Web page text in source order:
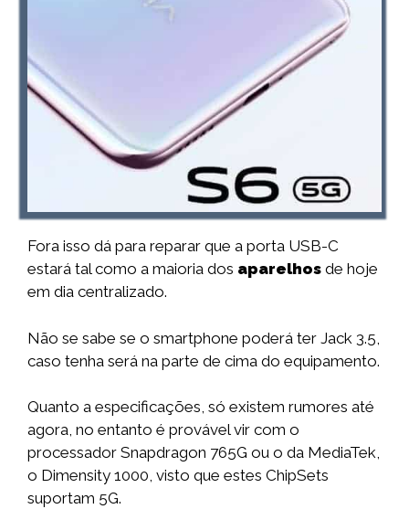
Fora isso dá para reparar que a porta USB-C
estará tal como a maioria dos aparelhos de hoje
em dia centralizado.
Não se sabe se o smartphone poderá ter Jack 3.5,
caso tenha será na parte de cima do equipamento.
Quanto a especificações, só existem rumores até
agora, no entanto é provável vir com o
processador Snapdragon 765G ou o da MediaTek,
o Dimensity 1000, visto que estes ChipSets
suportam 5G.